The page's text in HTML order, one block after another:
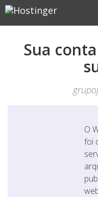
Sua
O
foi